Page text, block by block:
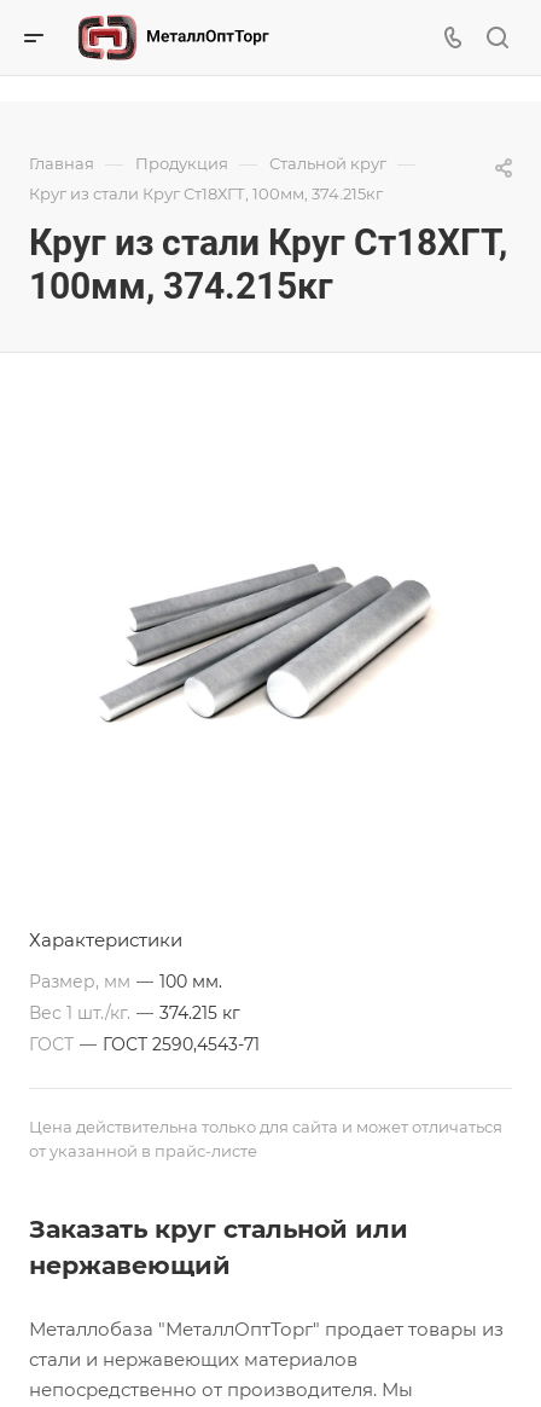
Главная — Продукция — Стальной круг —
Круг из стали Круг Ст18ХГТ, 100мм, 374.215кг
Круг из стали Круг Ст18ХГТ,
100мм, 374.215кг
Характеристики
Размер, мм — 100 мм.
Вес 1 шт./кг. — 374.215 кг
ГОСТ — ГОСТ 2590,4543-71
Цена действительна только для сайта и может отличаться
от указанной в прайс-листе
Заказать круг стальной или
нержавеющий
Металлобаза "МеталлОптТорг" продает товары из
стали и нержавеющих материалов
непосредственно от производителя. Мы